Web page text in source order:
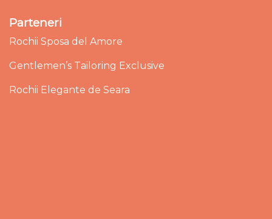
Parteneri
Rochii Sposa del Amore
Gentlemen’s Tailoring Exclusive
Rochii Elegante de Seara